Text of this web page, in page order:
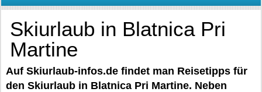
Skiurlaub in Blatnica Pri
Martine
Auf Skiurlaub-infos.de findet man Reisetipps für
den Skiurlaub in Blatnica Pri Martine. Neben